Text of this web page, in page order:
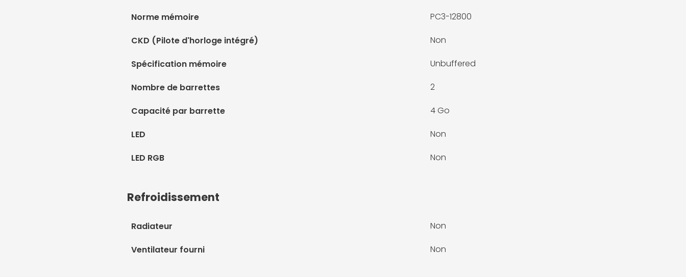
Norme mémoire PC3-12800
CKD (Pilote d'horloge intégré) Non
Spécification mémoire Unbuffered
Nombre de barrettes 2
Capacité par barrette 4 Go
LED Non
LED RGB Non
Refroidissement
Radiateur Non
Ventilateur fourni Non